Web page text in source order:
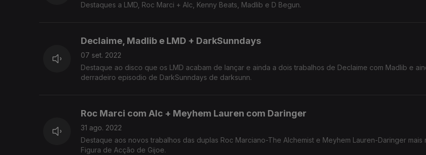
Destaques a LMD, Roc Marci + Alc, Kenny Beats, Madlib e D Begun.
Declaime, Madlib e LMD + DarkSunndays
07 set. 2022
Destaque ao disco que os LMD acabam de lançar e ainda a dois trabalhos de Declaime com Madlib e
derradeiro episodio de DarkSunndays de darksunn.
Roc Marci com Alc + Meyhem Lauren com Daringer
31 ago. 2022
Destaque aos novos trabalhos das duplas Roc Marciano-The Alchemist e Meyhem Lauren-Daringer mais
Figura de Acção de Gijoe.